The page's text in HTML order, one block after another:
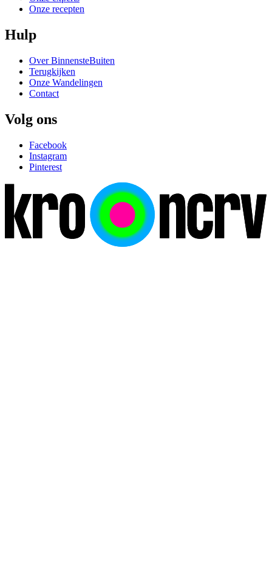
Onze recepten
Hulp
Over BinnensteBuiten
Terugkijken
Onze Wandelingen
Contact
Volg ons
Facebook
Instagram
Pinterest